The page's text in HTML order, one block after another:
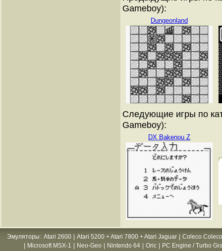
Gameboy):
Dungeonland
Следующие игры по
Gameboy):
DX Bakenou Z
Эмуляторы : Atari 2600 Atari 5200 + Atari 7800 + Atari Jaguar
Coleco
Microsoft MSX-1 Neo-Geo Nintendo 64 Oric PC Engine / Turbo